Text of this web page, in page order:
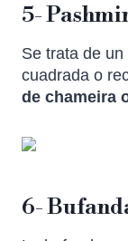
5-
Se trata de
cuadrada o
de chameira
6-